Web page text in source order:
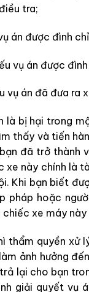
tra;
án được đình
vụ án được
vụ án đã đưa ra
là bị hại trong
thấy và tiến
đã trở thành
xe này chính là
Khi bạn biết
pháp hoặc
xe máy này
thẩm quyền xử
ảnh hưởng
lại cho bạn
giải quyết vụ